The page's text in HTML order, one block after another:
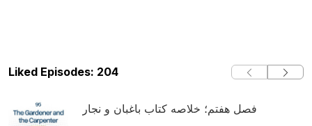
Liked Episodes: 204
فصل هفتم؛ خلاصه کتاب باغبان و نجار